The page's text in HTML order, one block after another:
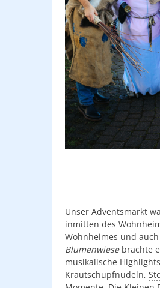
Unser Adventsmarkt
inmitten des
Wohnheimes und
Blumenwiesebrachte
musikalische
Krautschupfnudeln,